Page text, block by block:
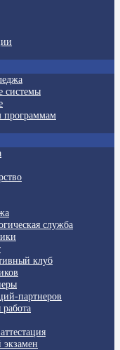
системы
программам
служба
клуб
партнеров
работа